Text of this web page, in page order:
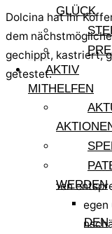
GLÜCK
AKTIV
MITHELFEN
WERDEN
DEN
Dolcina hat ihr
dem
gechippt, kastriert,
getestet.
Alle Angaben
sardischen
persönlichen